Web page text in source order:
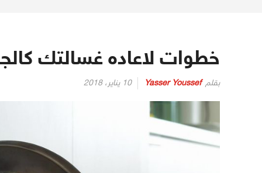
خطوات لاعاده غسالتك
بقلم Yasser Youssef 10 يناير، 2018